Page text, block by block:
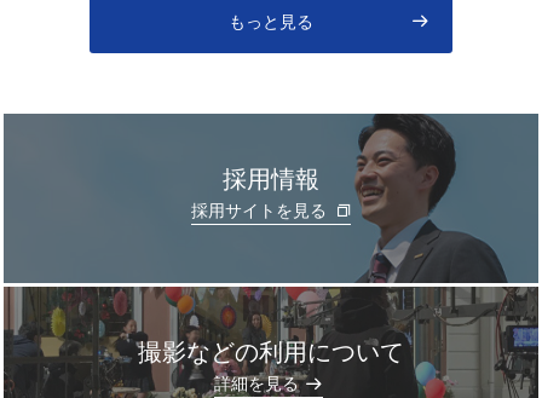
もっと見る
採用情報
採用サイトを見る
撮影などの利用について
詳細を見る